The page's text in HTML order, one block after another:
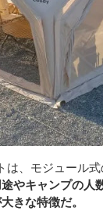
は、モジュール
やキャンプの人
きな特徴だ。